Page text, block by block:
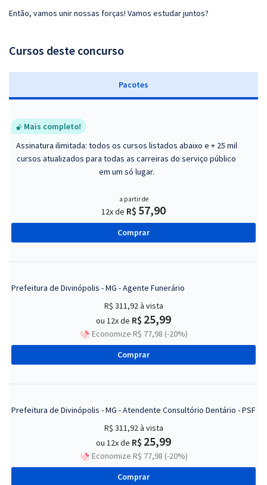
Então, vamos unir nossas forças! Vamos estudar juntos?
Cursos deste concurso
Pacotes
Mais completo!
Assinatura ilimitada: todos os cursos listados abaixo e + 25 mil
cursos atualizados para todas as carreiras do serviço público
em um só lugar.
a partir de
12x de R$ 57,90
Comprar
Prefeitura de Divinópolis - MG - Agente Funerário
R$ 311,92à vista
ou 12x de R$ 25,99
Economize R$ 77,98 (-20%)
Comprar
Prefeitura de Divinópolis - MG - Atendente Consultório Dentário - PSF
R$ 311,92à vista
ou 12x de R$ 25,99
Economize R$ 77,98 (-20%)
Comprar